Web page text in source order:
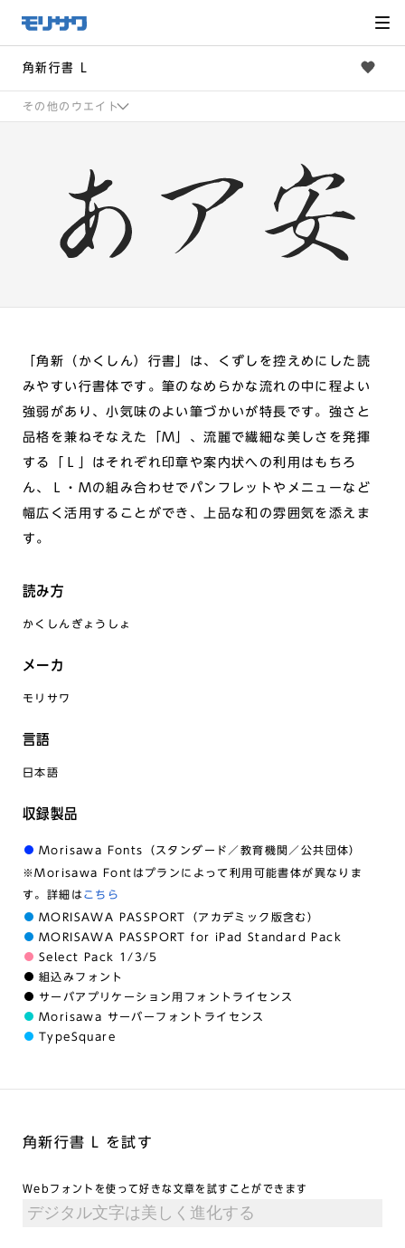
メ
ニュー
飛ばし
へ移動
角新行書 L
その他のウエイト
「角新（かくしん）行書」は、くずしを控えめにした読
みやすい行書体です。筆のなめらかな流れの中に程よい
強弱があり、小気味のよい筆づかいが特長です。強さと
品格を兼ねそなえた「Ｍ」、流麗で繊細な美しさを発揮
する「Ｌ」はそれぞれ印章や案内状への利用はもちろ
ん、Ｌ・Ｍの組み合わせでパンフレットやメニューなど
幅広く活用することができ、上品な和の雰囲気を添えま
す。
読み方
かくしんぎょうしょ
メーカ
モリサワ
言語
日本語
収録製品
Morisawa Fonts（スタンダード／教育機関／公共団体）
※Morisawa Fontはプランによって利用可能書体が異なりま
す。詳細は こちら
MORISAWA PASSPORT（アカデミック版含む）
MORISAWA PASSPORT for iPad Standard Pack
Select Pack 1/3/5
組込みフォント
サーバアプリケーション用フォントライセンス
Morisawa サーバーフォントライセンス
TypeSquare
角新行書 L を試す
Webフォントを使って好きな文章を試すことができます